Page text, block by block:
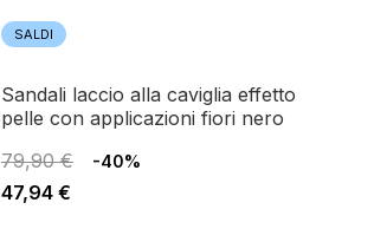
SALDI
sandali laccio alla caviglia effetto
pelle con applicazioni fiori nero
79,90 €
-40%
47,94 €